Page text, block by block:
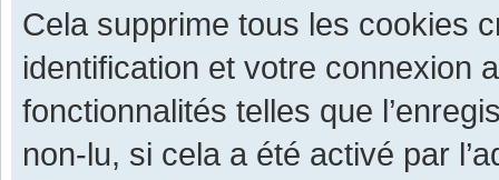
Cela supprime tous les cookies
identification et votre connexion
fonctionnalités telles que
non-lu, si cela a été activé par